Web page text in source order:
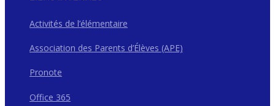
Activités de l’élémentaire
Association des Parents d’Élèves (APE)
Pronote
Office 365